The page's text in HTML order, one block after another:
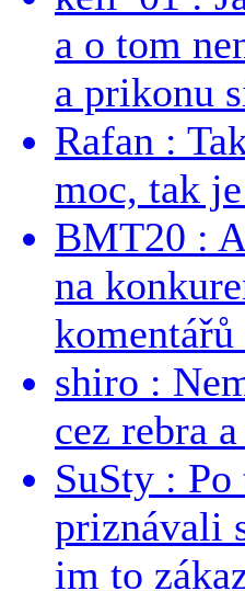
a o tom
a prikonu
Rafan :
moc, tak
BMT20 :
na
shiro :
cez rebra
SuSty :
priznávali
im to